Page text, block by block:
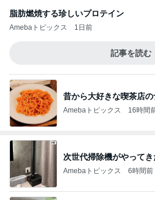
脂肪燃焼する珍しいプロテイン
Amebaトピックス 1日前
記事を読む
昔から大好きな喫茶店
Amebaトピックス 16時間
次世代掃除機がやってき
Amebaトピックス 6時間前